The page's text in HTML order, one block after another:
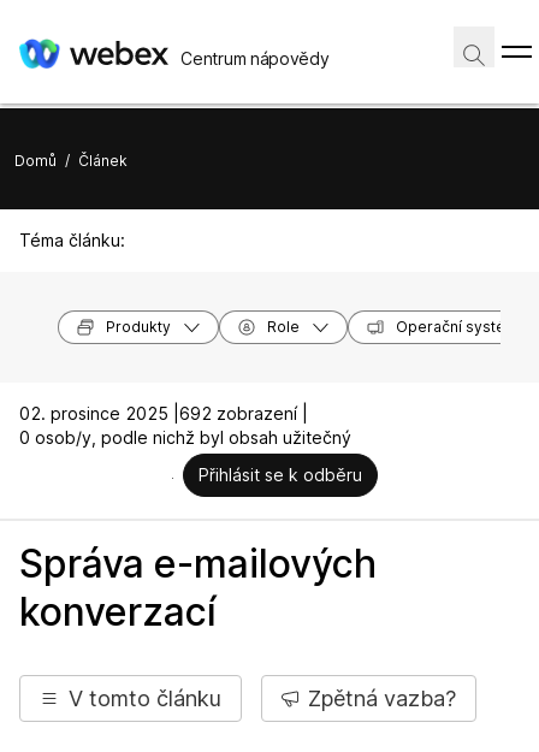
Centrum nápovědy
Domů / Článek
Téma článku:
Produkty Role Operační systémy
02. prosince 2025 | 692 zobrazení |
0 osob/y, podle nichž byl obsah užitečný
Přihlásit se k odběru
Správa e-mailových
konverzací
V tomto článku Zpětná vazba?